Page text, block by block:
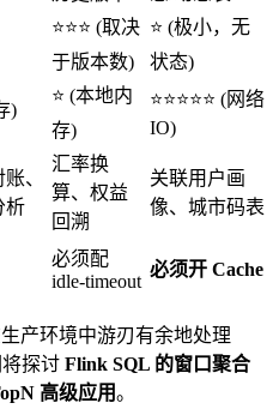
⭐⭐⭐ (取决
于版本数)
⭐ (极小，无
状态)
)
⭐ (本地内
存)
⭐⭐⭐⭐⭐ (网络
IO)
、
析
汇率换
算、权益
回溯
关联用户画
像、城市码表
必须配
idle-timeout
必须开 Cache
产环境中游刃有余地处理
探讨 Flink SQL 的窗口聚合
高级应用。